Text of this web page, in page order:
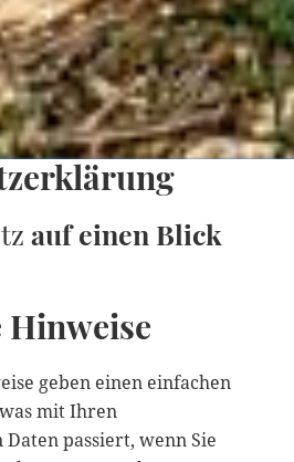
auf einen Blick
geben einen einfachen
mit Ihren
passiert, wenn Sie